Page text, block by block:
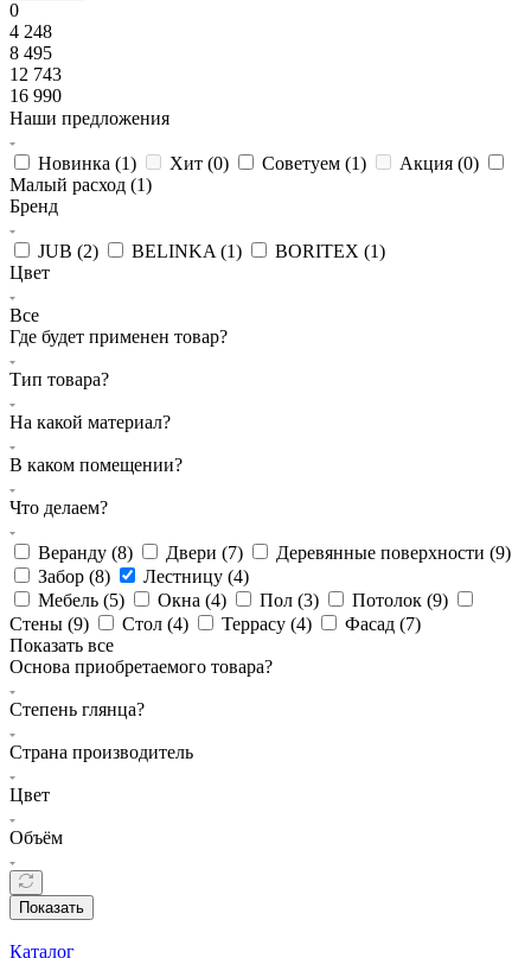
0
4 248
8 495
12 743
16 990
Наши предложения
Новинка (1) Хит (0) Советуем (1) Акция (0)
Малый расход (1)
Бренд
JUB (2) BELINKA (1) BORITEX (1)
Цвет
Все
Где будет применен товар?
Тип товара?
На какой материал?
В каком помещении?
Что делаем?
Веранду (8) Двери (7) Деревянные поверхности (9)
Забор (8) Лестницу (4)
Мебель (5) Окна (4) Пол (3) Потолок (9)
Стены (9) Стол (4) Террасу (4) Фасад (7)
Показать все
Основа приобретаемого товара?
Степень глянца?
Страна производитель
Цвет
Объём
Показать
Каталог